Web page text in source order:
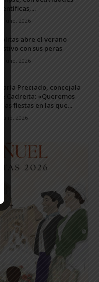
científicas,...
20 julio, 2026
Ablitas abre el verano
festivo con sus peras
11 julio, 2026
María Preciado, concejala
de Cadreita: «Queremos
unas fiestas en las que...
7 julio, 2026